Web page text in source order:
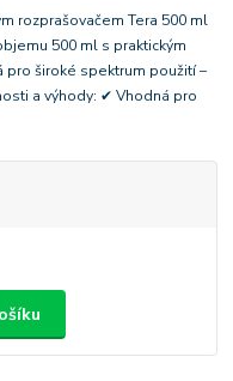
rozprašovačem Tera 500 ml
500 ml s praktickým
široké spektrum použití –
a výhody: ✔ Vhodná pro